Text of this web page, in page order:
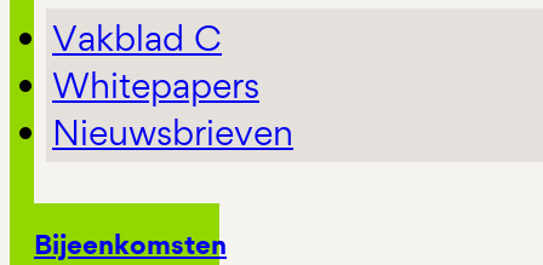
Vakblad C
Whitepapers
Nieuwsbrieven
Bijeenkomsten